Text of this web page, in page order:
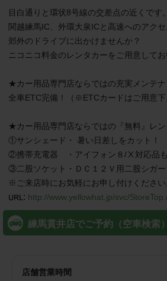
目白通りと環状8号線の交差点の近くです。
関越練馬IC、外環大泉ICと高速へのアク
郊外のドライブに出かけませんか？
ニコニコ料金のレンタカーをご用意してお
★カー用品専門店ならではの充実メンテ
全車ETC完備！（※ETCカードはご用意下
★カー用品専門店ならではの『無料』レン
①サンシェード・ 暑い日差しをカット！
②携帯充電器　・アイフォン８/Ⅹ対応品も
③二股ソケット・ＤＣ１２Ｖ用二股シガー
※ご来店時にお気軽にお申し付けください
: http://www.yellowhat.jp/svc/
練馬貫井店でご予約（空車検索）
店舗営業時間